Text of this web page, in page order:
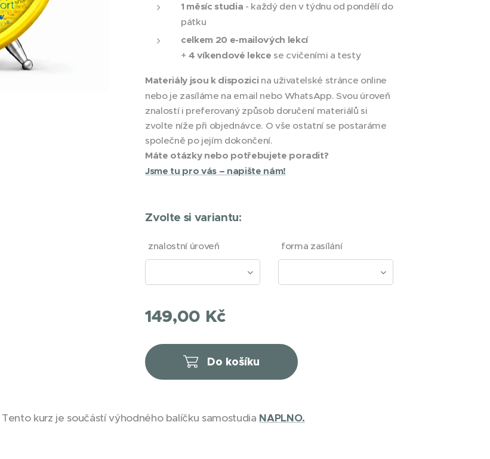
1 měsíc studia - každý den v týdnu od pondělí do
pátku
celkem 20 e-mailových lekcí
+ 4 víkendové lekce se cvičeními a testy
Materiály jsou k dispozici na uživatelské stránce online
nebo je zasíláme na email nebo WhatsApp. Svou úroveň
znalostí i preferovaný způsob doručení materiálů si
zvolte níže při objednávce. O vše ostatní se postaráme
společně po jejím dokončení.
Máte otázky nebo potřebujete poradit?
Jsme tu pro vás – napište nám!
Zvolte si variantu:
znalostní úroveň forma zasílání
149,00 Kč
Do košíku
Tento kurz je součástí výhodného balíčku samostudia NAPLNO.